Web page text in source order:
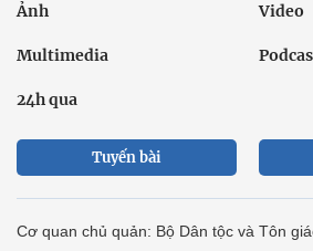
Ảnh Video
Multimedia
24h qua
Tuyến bài
Cơ quan chủ quản: Bộ Dân tộc và Tôn